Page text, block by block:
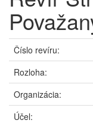
Číslo revíru:
Rozloha:
Organizácia:
Účel: